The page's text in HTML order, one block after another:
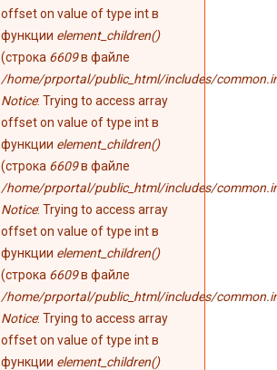
offset on value of type int в
функции element_children()
(строка 6609в файле
/home/prportal/public_html/includes/
Notice: Trying to access array
offset on value of type int в
функции element_children()
(строка 6609в файле
/home/prportal/public_html/includes/
Notice: Trying to access array
offset on value of type int в
функции element_children()
(строка 6609в файле
/home/prportal/public_html/includes/
Notice: Trying to access array
offset on value of type int в
функции element_children()